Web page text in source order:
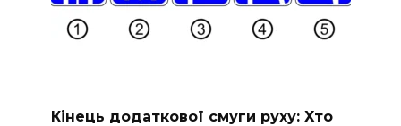
Кінець додаткової смуги руху: Хто